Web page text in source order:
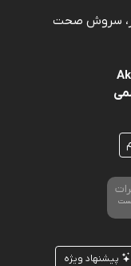
سروش صحت
پیشنهاد ویژه